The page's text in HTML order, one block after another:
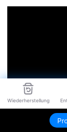
Wiederherstellung